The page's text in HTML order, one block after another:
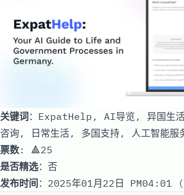
关键词：ExpatHelp, AI导览, 异国生
咨询, 日常生活, 多国支持, 人工智能服
票数: 🔺25
是否精选：否
发布时间 ：2025年01月22日 PM04:01 (